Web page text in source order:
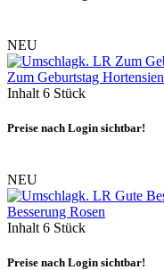
NEU
Zum Geburtstag Hortensien
Inhalt 6 Stück
Preise nach Login sichtbar!
NEU
Besserung Rosen
Inhalt 6 Stück
Preise nach Login sichtbar!